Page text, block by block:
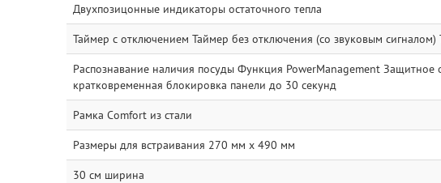
Двухпозицонные индикаторы остаточного тепла
Таймер с отключением Таймер без отключения (со звуковым сигналом)
Распознавание наличия посуды Функция PowerManagement Защитное
кратковременная блокировка панели до 30 секунд
Рамка Comfort из стали
Размеры для встраивания 270 мм x 490 мм
30 см ширина